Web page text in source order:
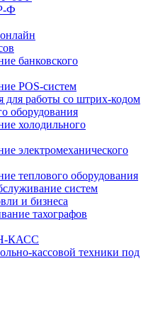
Ф
банковского
POS-систем
для работы со штрих-кодом
оборудования
холодильного
электромеханического
теплового оборудования
систем
и бизнеса
тахографов
КАСС
кассовой техники под